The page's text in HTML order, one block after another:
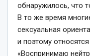
обнаружилось, что
В то же время
сексуальная
и поэтому
«Воспринимаю